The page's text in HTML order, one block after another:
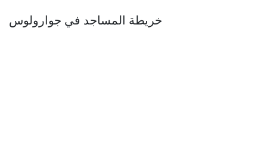
خريطة المساجد في جوارولوس